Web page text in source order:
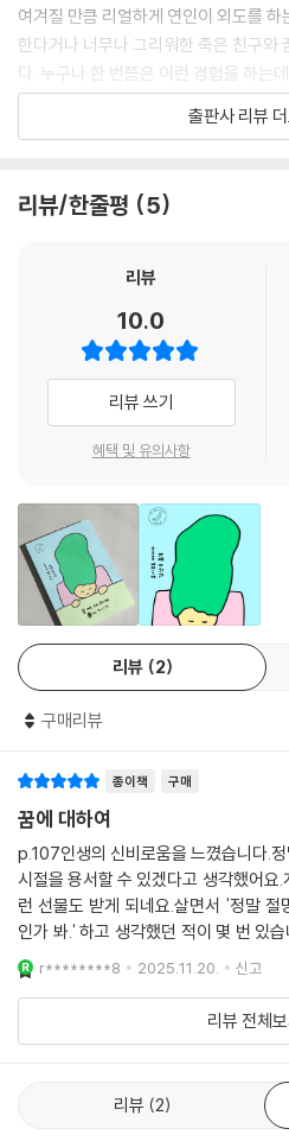
여겨질 만큼 리얼하게 연인이 외도를
한다거나 너무나 그리워한 죽은 친구와
다. 누구나 한 번쯤은 이런 경험을 하는
실의 어떤 부분을 함축하고 있음을 직감
문학 특유의 영적인 직감, 감수성과 연결
회하며 간절하게 과거의 자신에게 “훗
않을까 생각했다고 말한다. 그래서 거
나에게 보내는 어떤 메시지가 아닐까
“이 생각은 과거의 제게 그저 밝은 한
로 느껴지는 것이겠지요. 또 지금의 제
드시 존재할 것이란 뜻이기도 하니 마
꿈이란 생명력이 가득한 원시의 힘을 잠
“아름다움을 담은 서랍이 늘어 가고 새
아름다움과 하나둘 이어져 언젠가 나만
『꿈에 대하여』는 요시모토 바나나가
가로서 거장이 된 그녀의 초기 생각들을
아니라 꿈의 관점에서 꿈을 테마로 폭
다 알 수 없는 이면의 진실을 엿볼 수 있
다.
오늘부터 요시모토 바나나처럼 꿈 일기
의하면 그것은 자신의 직관을 활짝 열어
이는 태도와 닮아있다. 언제나 우리는
세상의 비밀을 내재하고 있는 것이다.
바나나가 말한 것처럼 미래의 내가 보내
걱정이 도착한 것일 수도, 그 공간이 나
다.
“신비한 체험이었습니다. 제 안에 아
운 아름다움이 알고 있던 아름다움과
출판사 리뷰 더
리뷰/한줄평 5
리뷰
10.0
리뷰 쓰기
혜택 및 유의사항
리뷰 2
구매리뷰
종이책 구매
꿈에 대하여
p.107인생의 신비로움을 느꼈습니다.
시절을 용서할 수 있겠다고 생각했어요.
런 선물도 받게 되네요.살면서 '정말 절
인가 봐.' 하고 생각했던 적이 몇 번 있
큰일까지,실질적인 일에서 정신적인 일
음이 밝은 점이 아련하게 하나 있고,그
찮아." 하고 말해주었습니다.그렇게 그
r********8 2025.11.20. 신고
리뷰 전체
리뷰 2